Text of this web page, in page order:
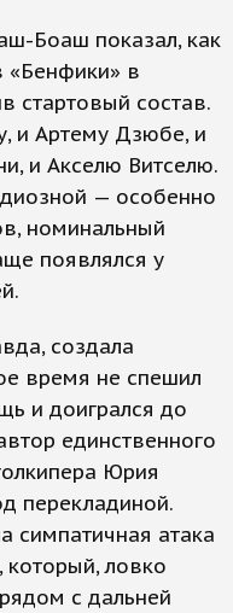
Боаш показал, как
«Бенфики» в
стартовый состав.
и Артему Дзюбе, и
и Акселю Витселю.
— особенно
номинальный
появлялся у
создала
время не спешил
и доигрался до
единственного
Юрия
перекладиной.
симпатичная атака
ловко
с дальней